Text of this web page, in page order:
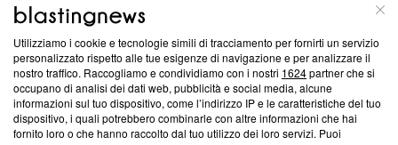
ABOUT
Questa sezione offre informazioni trasparenti su Blasting
News, sui nostri processi editoriali e su come ci impegniamo a
creare news di qualità. Inoltre, afferma la nostra aderenza a
‘Trust Project - News with Integrity’Blasting News non è
ancora membro del programma, ma ha richiesto di farne
Utilizziamo i cookie e tecnologie simili di tracciamento per fornirti un servizio
personalizzato rispetto alle tue esigenze di navigazione e per analizzare il
nostro traffico. Raccogliamo e condividiamo con i nostri 1624partner che si
occupano di analisi dei dati web, pubblicità e social media, alcune
informazioni sul tuo dispositivo, come l’indirizzo IP e le caratteristiche del tuo
dispositivo, i quali potrebbero combinarle con altre informazioni che hai
fornito loro o che hanno raccolto dal tuo utilizzo dei loro servizi. Puoi